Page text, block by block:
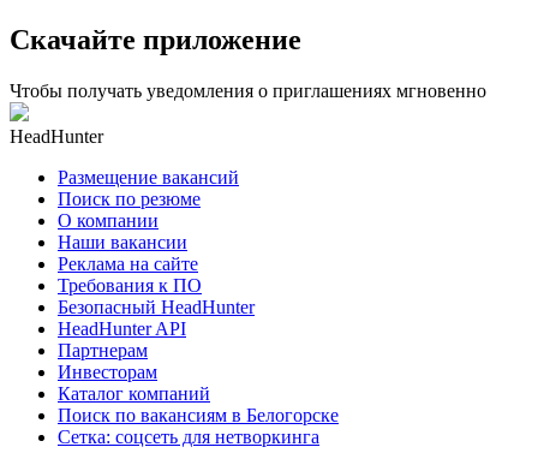
Скачайте приложение
Чтобы получать уведомления о приглашениях мгновенно
HeadHunter
Размещение вакансий
Поиск по резюме
О компании
Наши вакансии
Реклама на сайте
Требования к ПО
Безопасный HeadHunter
HeadHunter API
Партнерам
Инвесторам
Каталог компаний
Поиск по вакансиям в Белогорске
Сетка: соцсеть для нетворкинга